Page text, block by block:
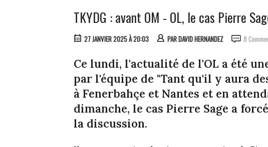
TKYDG : avant OM - OL, le cas Pierre
27 JANVIER 2025 À 20:03 PARDAVID HERNANDEZ 8
Ce lundi, l'actualité de l'OL a été
par l'équipe de "Tant qu'il y aura
à Fenerbahçe et Nantes et en
dimanche, le cas Pierre Sage a
la discussion.